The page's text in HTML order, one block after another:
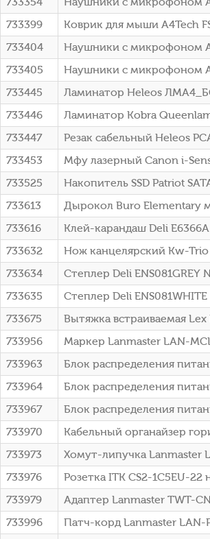
733399
Коврик для мыши A4Tech
733404
Наушники с микрофоном
733405
Наушники с микрофоном
733445
Ламинатор Heleos
733446
Ламинатор Kobra
733447
Резак сабельный Heleos
733453
Мфу лазерный Canon i-
733525
Накопитель SSD Patriot
733613
Дырокол Buro Elementary
733616
Клей-карандаш Deli
733632
Нож канцелярский Kw-
733634
Степлер Deli
733635
Степлер Deli
733675
Вытяжка встраиваемая
733956
Маркер Lanmaster LAN-
733963
Блок распределения
733964
Блок распределения
733967
Блок распределения
733970
Кабельный органайзер
733973
Хомут-липучка Lanmaster
733976
Розетка ITK CS2-1C5EU-22
733979
Адаптер Lanmaster TWT-
733996
Патч-корд Lanmaster LAN-